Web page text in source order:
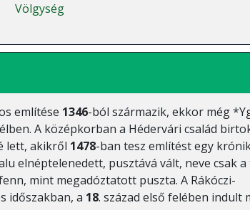
Völgység
említése 1346-ból származik, ekkor még
A középkorban a Hédervári család
lett, akikről 1478-ban tesz említést egy
elnéptelenedett, pusztává vált, neve csak
mint megadóztatott puszta. A Rákóczi-
időszakban, a 18. század első felében indult